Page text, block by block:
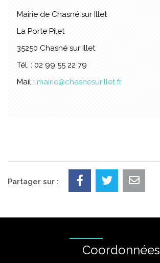
Mairie de Chasné sur Illet
La Porte Pilet
35250 Chasné sur Illet
Tél. : 02 99 55 22 79
Mail : mairie@chasnesurillet.fr
Partager sur :
Coordonnées